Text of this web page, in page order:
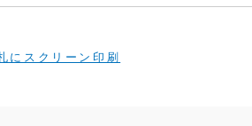
にスクリーン印刷